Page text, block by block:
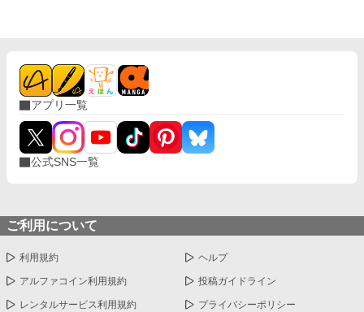
アプリ一覧
公式SNS一覧
ご利用について
利用規約 ヘルプ
アルファコイン利用規約 投稿ガイドライン
レンタルサービス利用規約 プライバシーポリシー